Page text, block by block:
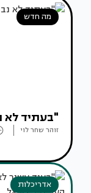
מה חדש
"בעתיד לא
זוהר שחר לוי
אדריכלות